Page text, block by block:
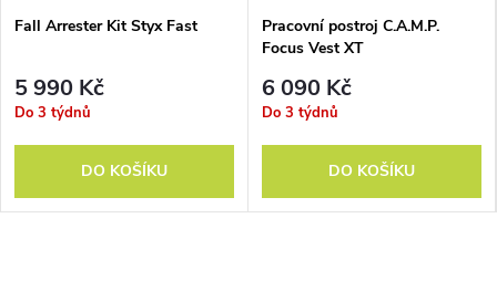
Fall Arrester Kit Styx Fast
5 990 Kč
Do 3 týdnů
DO KOŠÍKU
Pracovní postroj C.A.M.P.
Focus Vest XT
6 090 Kč
Do 3 týdnů
DO KOŠÍKU